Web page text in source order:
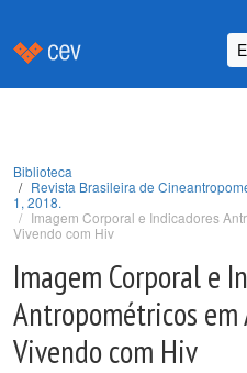
Biblioteca
Revista Brasileira de
1, 2018.
Imagem Corporal e Indicadores
Vivendo com Hiv
Imagem Corporal e
Antropométricos em
Vivendo com Hiv